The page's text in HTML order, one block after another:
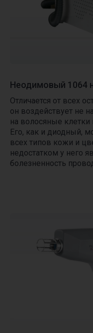
Неодимовый 1064
Отличается от всех
он воздействует не
на волосяные клетки
Его, как и диодный,
всех типов кожи и
недостатком у него
болезненность